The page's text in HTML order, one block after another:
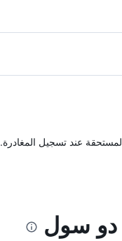
عند تسجيل المغادرة.
دو سول